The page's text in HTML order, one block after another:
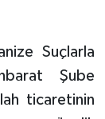
Suçlarla
Şube
ticaretinin